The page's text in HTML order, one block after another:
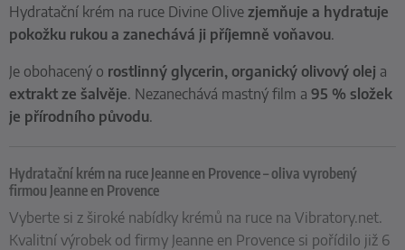
Hydratační krém na ruce Divine Olive zjemňuje a hydratuje
pokožku rukou a zanechává ji příjemně voňavou.
Je obohacený o rostlinný glycerin, organický olivový olej a
extrakt ze šalvěje. Nezanechává mastný film a 95 % složek
je přírodního původu.
Hydratační krém na ruce Jeanne en Provence – oliva vyrobený
firmou Jeanne en Provence
Vyberte si z široké nabídky krémů na ruce na Vibratory.net.
Kvalitní výrobek od firmy Jeanne en Provence si pořídilo již 6